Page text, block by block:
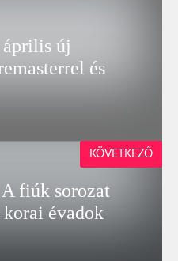
április új
és
fiúk sorozat
évadok
KÖVETKEZŐ